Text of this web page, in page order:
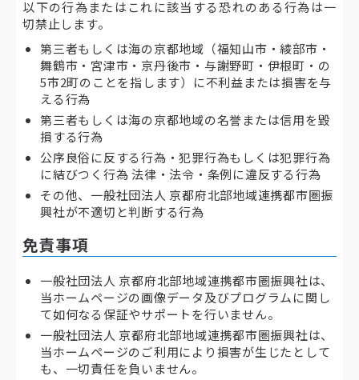
以下の行為またはこれに該当する恐れのある行為は一
切禁止します。
第三者もしくは海の京都地域（福知山市・綾部市・
舞鶴市・宮津市・京丹後市・与謝野町・伊根町・の
5市2町のことを指します）に不利益または損害を与
える行為
第三者もしくは海の京都地域の名誉または信用を毀
損する行為
公序良俗に反する行為・犯罪行為もしくは犯罪行為
に結びつく行為 法律・法令・条例に違反する行為
その他、一般社団法人 京都府北部地域連携都市圏振
興社が不適切と判断する行為
免責事項
一般社団法人 京都府北部地域連携都市圏振興社は、
当ホームページの画像データ及びプログラムに関し
て如何なる保証やサポートを行いません。
一般社団法人 京都府北部地域連携都市圏振興社は、
当ホームページのご利用により損害が生じたとして
も、一切責任を負いません。